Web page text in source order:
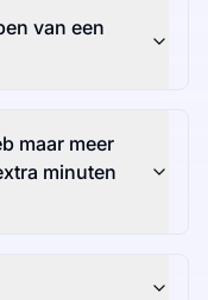
van een
maar meer
minuten